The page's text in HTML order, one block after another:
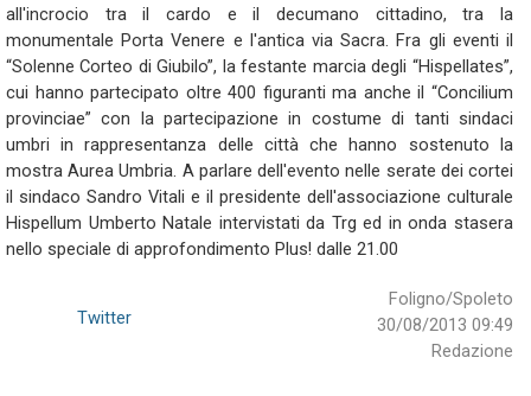
all'incrocio tra il cardo e il decumano cittadino, tra la
monumentale Porta Venere e l'antica via Sacra. Fra gli eventi il
“Solenne Corteo di Giubilo”, la festante marcia degli “Hispellates”,
cui hanno partecipato oltre 400 figuranti ma anche il “Concilium
provinciae” con la partecipazione in costume di tanti sindaci
umbri in rappresentanza delle città che hanno sostenuto la
mostra Aurea Umbria. A parlare dell'evento nelle serate dei cortei
il sindaco Sandro Vitali e il presidente dell'associazione culturale
Hispellum Umberto Natale intervistati da Trg ed in onda stasera
nello speciale di approfondimento Plus! dalle 21.00
Foligno/Spoleto
30/08/2013 09:49
Redazione
Twitter